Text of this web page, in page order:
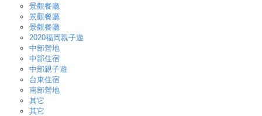
景觀餐廳
景觀餐廳
景觀餐廳
2020福岡親子遊
中部營地
中部住宿
中部親子遊
台東住宿
南部營地
其它
其它